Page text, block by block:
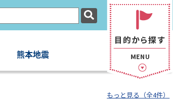
熊本地震
もっと見る（全4件）